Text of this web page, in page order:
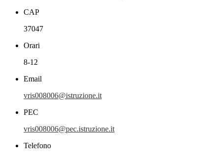
CAP
37047
Orari
8-12
Email
vris008006@istruzione.it
PEC
vris008006@pec.istruzione.it
Telefono